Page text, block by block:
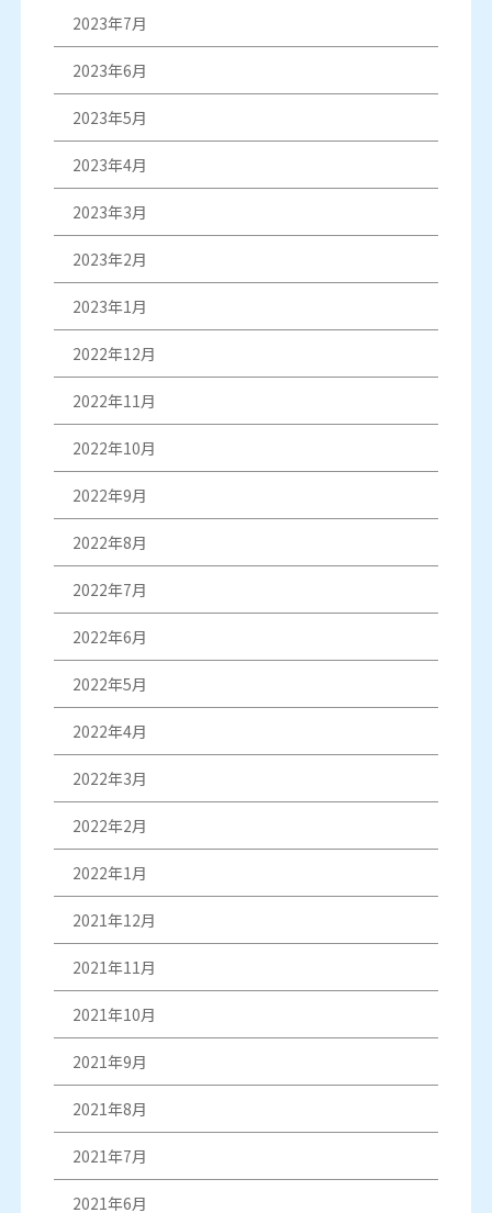
2023年7月
2023年6月
2023年5月
2023年4月
2023年3月
2023年2月
2023年1月
2022年12月
2022年11月
2022年10月
2022年9月
2022年8月
2022年7月
2022年6月
2022年5月
2022年4月
2022年3月
2022年2月
2022年1月
2021年12月
2021年11月
2021年10月
2021年9月
2021年8月
2021年7月
2021年6月